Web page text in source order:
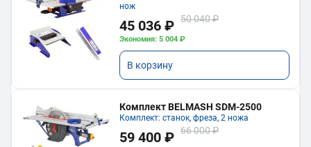
нож
45 036 ₽ 50 040 ₽
Экономия: 5 004 ₽
В корзину
Комплект BELMASH SDM-2500
Комплект: станок, фреза, 2 ножа
59 400 ₽ 66 000 ₽